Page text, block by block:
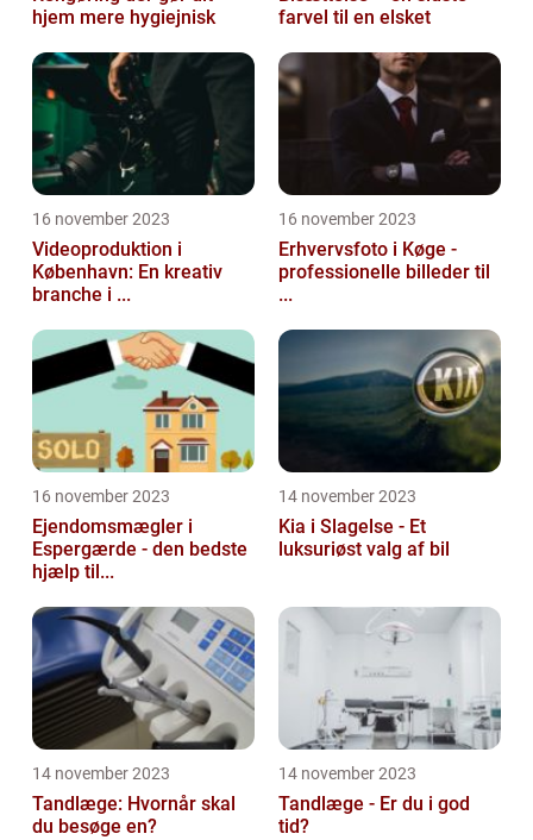
hjem mere hygiejnisk
farvel til en elsket
16 november 2023
Videoproduktion i
København: En kreativ
branche i ...
16 november 2023
Erhvervsfoto i Køge -
professionelle billeder til
...
16 november 2023
Ejendomsmægler i
Espergærde - den bedste
hjælp til...
14 november 2023
Kia i Slagelse - Et
luksuriøst valg af bil
14 november 2023
Tandlæge: Hvornår skal
du besøge en?
14 november 2023
Tandlæge - Er du i god
tid?